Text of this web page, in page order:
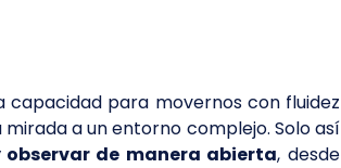
capacidad para movernos con fluidez
a un entorno complejo. Solo así
de manera abierta, desde